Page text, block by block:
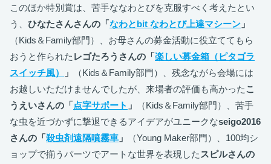
このほか特別賞は、苦手ななわとびを克服すべく考えたとい
う、 ひなたさんさんの「なわとbit なわとび上達マシーン 」
（Kids＆Family部門）、お母さんの募金活動に役立ててもら
おうと作られた レゴたろうさんの「楽しい募金箱（ピタゴラ
スイッチ風）
」
（Kids＆Family部門）、残念ながら会場には
お越しいただけませんでしたが、来場者の評価も高かったこ
うえいさんの「点字サポート 」
（Kids＆Family部門）、苦手
な虫を近づかずに撃退できるアイデアがユニークなseigo2016
さんの「殺虫剤遠隔噴霧車 」
（Young Maker部門）、100均シ
ョップで揃うパーツでアートな世界を表現した スピルさんの